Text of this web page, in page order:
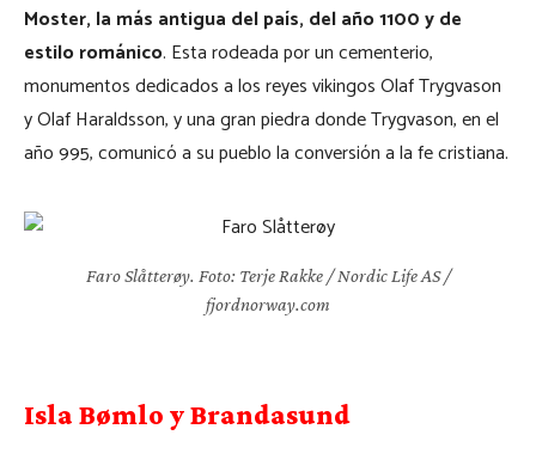
Moster, la más antigua del país, del año 1100 y de
estilo románico. Esta rodeada por un cementerio,
monumentos dedicados a los reyes vikingos Olaf Trygvason
y Olaf Haraldsson, y una gran piedra donde Trygvason, en el
año 995, comunicó a su pueblo la conversión a la fe cristiana.
Faro Slåtterøy. Foto: Terje Rakke / Nordic Life AS /
fjordnorway.com
Isla Bømlo y Brandasund